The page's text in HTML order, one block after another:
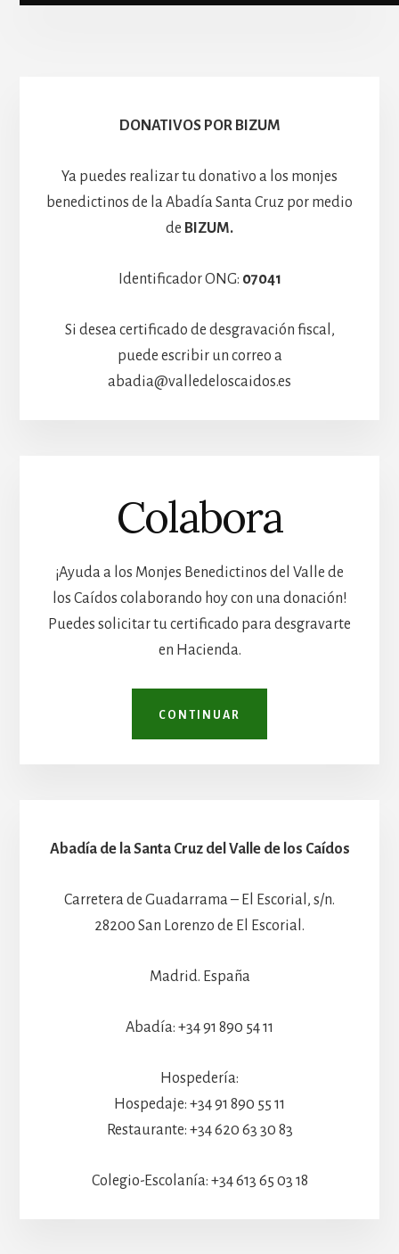
Hospedería
DONATIVOS POR BIZUM
Ya puedes realizar tu donativo a los monjes
benedictinos de la Abadía Santa Cruz por medio
de BIZUM.
Identificador ONG: 07041
Si desea certificado de desgravación fiscal,
puede escribir un correo a
abadia@valledeloscaidos.es
Colabora
¡Ayuda a los Monjes Benedictinos del Valle de
los Caídos colaborando hoy con una donación!
Puedes solicitar tu certificado para desgravarte
en Hacienda.
CONTINUAR
Abadía de la Santa Cruz del Valle de los Caídos
Carretera de Guadarrama – El Escorial, s/n.
28200 San Lorenzo de El Escorial.
Madrid. España
Abadía: +34 91 890 54 11
Hospedería:
Hospedaje: +34 91 890 55 11
Restaurante: +34 620 63 30 83
Colegio-Escolanía: +34 613 65 03 18